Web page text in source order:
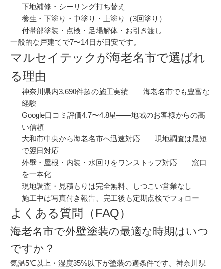
下地補修・シーリング打ち替え
養生・下塗り・中塗り・上塗り（3回塗り）
付帯部塗装・点検・足場解体・お引き渡し
一般的な戸建てで7〜14日が目安です。
マルセイテックが海老名市で選ばれ
る理由
神奈川県内3,690件超の施工実績——海老名市でも豊富な
経験
Google口コミ評価4.7〜4.8星——地域のお客様からの高
い信頼
大和市中央から海老名市へ迅速対応——現地調査は最短
で翌日対応
外壁・屋根・内装・水回りをワンストップ対応——窓口
を一本化
現地調査・見積もりは完全無料、しつこい営業なし
施工中は写真付き報告、完工後も定期点検でフォロー
よくある質問（FAQ）
海老名市で外壁塗装の最適な時期はいつ
ですか？
気温5℃以上・湿度85%以下が塗装の適条件です。神奈川県